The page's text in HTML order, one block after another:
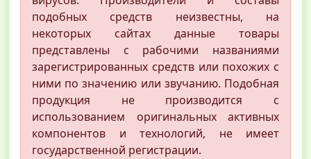
подобных средств неизвестны, на
некоторых сайтах данные товары
представлены с рабочими названиями
зарегистрированных средств или похожих с
ними по значению или звучанию. Подобная
продукция не производится с
использованием оригинальных активных
компонентов и технологий, не имеет
государственной регистрации.